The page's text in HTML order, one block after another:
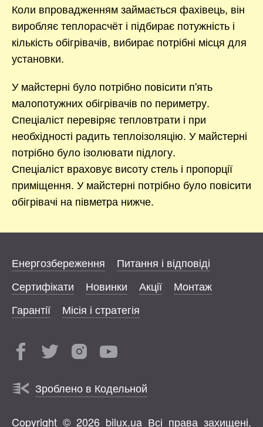
Коли впровадженням займається фахівець, він
виробляє теплорасчёт і підбирає потужність і
кількість обігрівачів, вибирає потрібні місця для
установки.
У майстерні було потрібно повісити п'ять
малопотужних обігрівачів по периметру.
Спеціаліст перевіряє тепловтрати і при
необхідності радить теплоізоляцію. У майстерні
потрібно було ізолювати підлогу.
Спеціаліст враховує висоту стель і пропорції
приміщення. У майстерні потрібно було повісити
обігрівачі на півметра нижче.
Енергозбереження
Питання і відповіді
Сертифікати
Новинки Акції
Монтаж
Гарантії
Місія і стратегія
Зроблено в Кодельной
Copyright © 2026 bilux.ua Всі права захищені.